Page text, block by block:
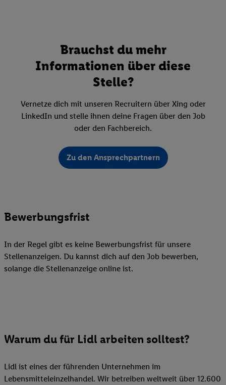
Brauchst du mehr
Informationen über diese
Stelle?
Vernetze dich mit unseren Recruitern über Xing oder
LinkedIn und stelle ihnen deine Fragen über den Job
oder den Fachbereich.
Zu den Ansprechpartnern
Bewerbungsfrist
In der Regel gibt es keine Bewerbungsfrist für unsere
Stellenanzeigen. Du kannst dich auf den Job bewerben,
solange die Stellenanzeige online ist.
Warum du für Lidl arbeiten solltest?
Lidl ist eines der führenden Unternehmen im
Lebensmitteleinzelhandel. Wir betreiben weltweit über 12.600